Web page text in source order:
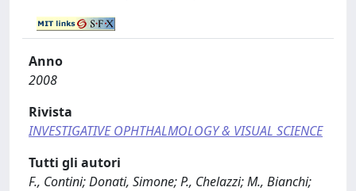
Anno
2008
Rivista
INVESTIGATIVE OPHTHALMOLOGY & VISUAL SCIENCE
Tutti gli autori
F., Contini; Donati, Simone; P., Chelazzi; M., Bianchi;